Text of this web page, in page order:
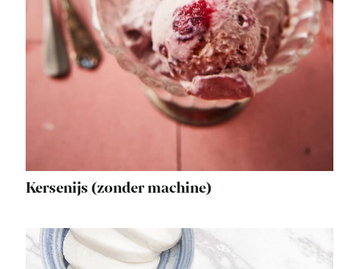
Kersenijs (zonder machine)